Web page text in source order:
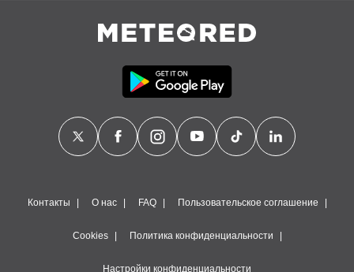
Контакты О нас FAQ Пользовательское соглашение
Cookies Политика конфиденциальности
Настройки конфиденциальности